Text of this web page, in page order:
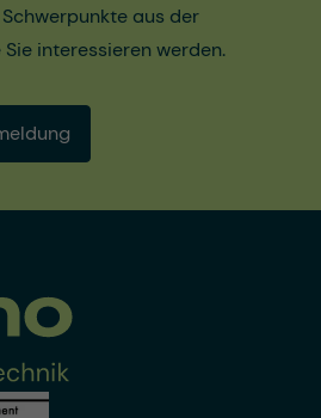
aus der
interessieren werden.